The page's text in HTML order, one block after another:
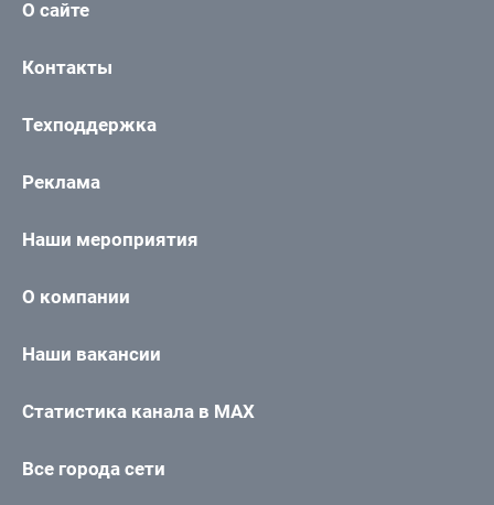
О сайте
Контакты
Техподдержка
Реклама
Наши мероприятия
О компании
Наши вакансии
Статистика канала в MAX
Все города сети